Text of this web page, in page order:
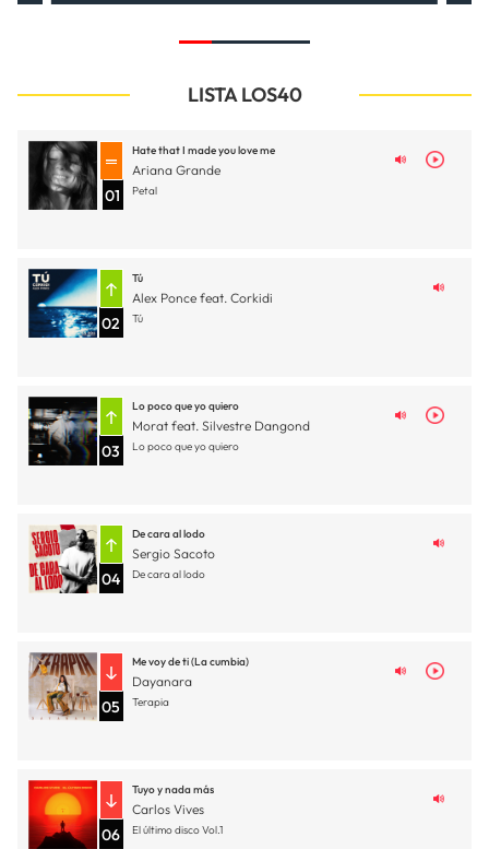
LISTA LOS40
01
Hate that I made you love me
Ariana Grande
Petal
02
Tú
Alex Ponce feat. Corkidi
Tú
03
Lo poco que yo quiero
Morat feat. Silvestre Dangond
Lo poco que yo quiero
04
De cara al lodo
Sergio Sacoto
De cara al lodo
05
Me voy de ti (La cumbia)
Dayanara
Terapia
06
Tuyo y nada más
Carlos Vives
El último disco Vol.1